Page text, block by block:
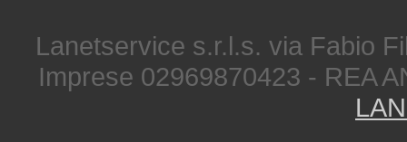
Lanetservice s.r.l.s. via Fabio
Imprese 02969870423 - REA